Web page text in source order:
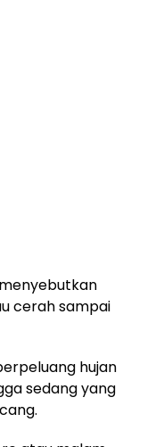
cerah sampai
hujan
sedang yang